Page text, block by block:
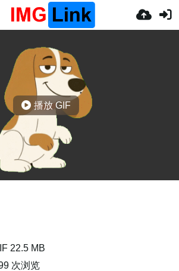
播放 GIF
22.5 MB
次浏览